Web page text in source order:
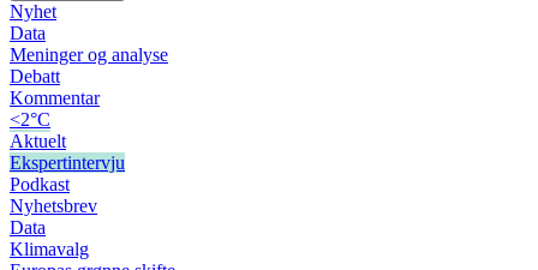
Nyhet
Data
Meninger og analyse
Debatt
Kommentar
<2°C
Aktuelt
Ekspertintervju
Podkast
Nyhetsbrev
Data
Klimavalg